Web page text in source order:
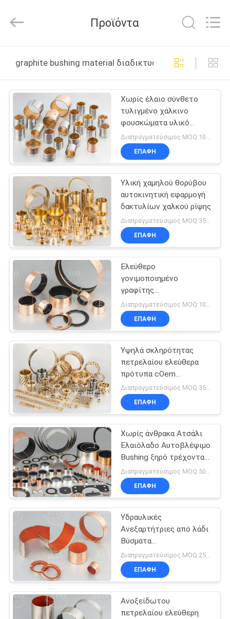
ΠΡΟΪΌΝΤΑ
ΠΕΡΊΠΟΥ
ΕΜΕΊΣ
ΓΎΡΟΣ
ΕΡΓΟΣΤΑΣΊΩΝ
ΠΟΙΟΤΙΚΌΣ
ΈΛΕΓΧΟΣ
ΜΑΣ
ΕΛΆΤΕ
ΕΠΑΦΉ
ΜΕ
ΖΗΤΉΣΤΕ
ΈΝΑ
ΑΠΌΣΠΑΣΜΑ
SITEMAP
PRIVACY
POLICY
Reserved.
Προϊόντα
graphite bushing material διαδικτυακή κατασκευή
Χωρίς έλαιο σύνθετο
τυλιγμένο χάλκινο
φουσκώματα υλικό
φουσκώματος γραφίτη
υψηλής ποιότητας
Διαπραγματεύσιμος MOQ:100 PC
ΕΠΑΦΉ
Υλική χαμηλού θορύβου
αυτοκινητική εφαρμογή
δακτυλίων χαλκού ρίψης
ΕΠΑΦΉ
Ελεύθερο
γονιμοποιημένο
γραφίτης
προσαρμοσμένο
δακτύλιοι υλικό
πετρελαίου χαλκού
ΕΠΑΦΉ
Υψηλά σκληρότητας
πετρελαίου ελεύθερα
πρότυπα cOem
εφαρμογής δακτυλίων
αυτοκινητικά
Διαπραγματεύσιμος MOQ:350 PC
ΕΠΑΦΉ
Χωρίς άνθρακα Ατσάλι
Ελαιόλαδο Αυτοβλέψιμο
Bushing ξηρό τρέχοντας
Bushing αντοχή στην
φθορά
Διαπραγματεύσιμος MOQ:50 σύνολα
ΕΠΑΦΉ
Υδραυλικές
Ανεξαρτήτριες από λάδι
Βύσματα
Αυτοδιαβρωτικά
Βύσματα Χαλκού
Βύσματα Χωρίς λάδι
ΕΠΑΦΉ
Ανοξείδωτου
πετρελαίου ελεύθερη